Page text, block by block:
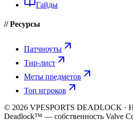
Гайды
// Ресурсы
Патчноуты
Тир-лист
Меты предметов
Топ игроков
© 2026 VPESPORTS DEADLOCK ·
Deadlock™ — собственность Valve